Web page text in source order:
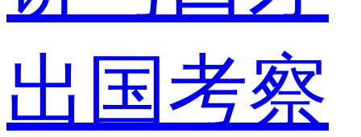
出国考察